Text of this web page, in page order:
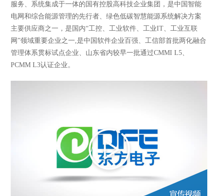
服务、系统集成于一体的国有控股高科技企业集团，是中国智能
电网和综合能源管理的先行者、绿色低碳智慧能源系统解决方案
主要供应商之一，是国内“工控、工业软件、工业IT、工业互联
网”领域重要企业之一,是中国软件企业百强、工信部首批两化融合
管理体系贯标试点企业、山东省内较早一批通过CMMI L5、
PCMM L3认证企业。